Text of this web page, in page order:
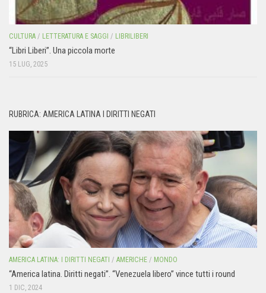
CULTURA / LETTERATURA E SAGGI / LIBRILIBERI
“Libri Liberi”. Una piccola morte
15 LUG, 2025
RUBRICA: AMERICA LATINA I DIRITTI NEGATI
AMERICA LATINA: I DIRITTI NEGATI / AMERICHE / MONDO
“America latina. Diritti negati”. “Venezuela libero” vince tutti i round
1 DIC, 2024